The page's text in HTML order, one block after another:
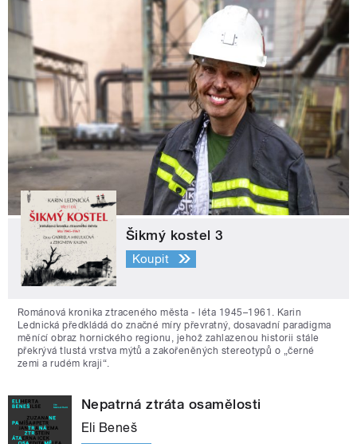
Šikmý kostel 3
Koupit
Románová kronika ztraceného města - léta 1945–1961. Karin
Lednická předkládá do značné míry převratný, dosavadní paradigma
měnící obraz hornického regionu, jehož zahlazenou historii stále
překrývá tlustá vrstva mýtů a zakořeněných stereotypů o „černé
zemi a rudém kraji“.
Nepatrná ztráta osamělosti
Eli Beneš